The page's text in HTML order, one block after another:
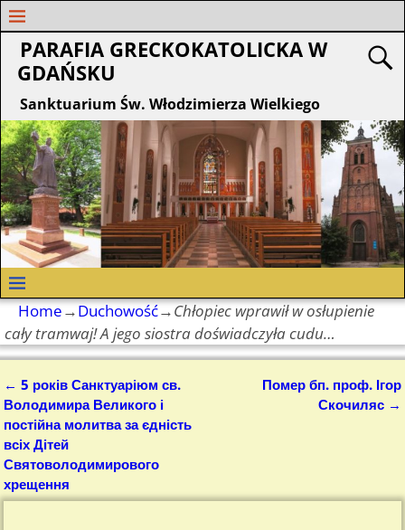
PARAFIA GRECKOKATOLICKA W
GDAŃSKU
Sanktuarium Św. Włodzimierza Wielkiego
Home→Duchowość→Chłopiec wprawił w osłupienie
cały tramwaj! A jego siostra doświadczyła cudu…
Nawigacja
← 5 років Санктуаріюм св.
Володимира Великого і
постійна молитва за єдність
всіх Дітей
Святоволодимирового
хрещення
Помер бп. проф. Ігор
Скочиляс →